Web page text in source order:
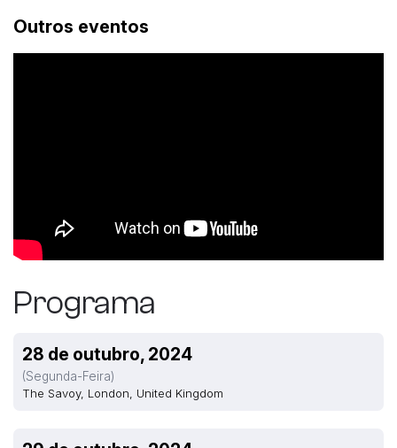
Outros eventos
Programa
28 de outubro, 2024
(segunda-Feira)
The Savoy, London, United Kingdom